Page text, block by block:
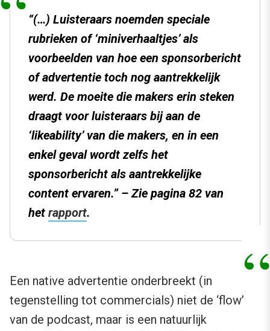
“(…) Luisteraars noemden speciale
rubrieken of ‘miniverhaaltjes’ als
voorbeelden van hoe een sponsorbericht
of advertentie toch nog aantrekkelijk
werd. De moeite die makers erin steken
draagt voor luisteraars bij aan de
‘likeability’ van die makers, en in een
enkel geval wordt zelfs het
sponsorbericht als aantrekkelijke
content ervaren.” –Zie pagina 82 van
het rapport.
Een native advertentie onderbreekt (in
tegenstelling tot commercials) niet de ‘flow’
van de podcast, maar is een natuurlijk